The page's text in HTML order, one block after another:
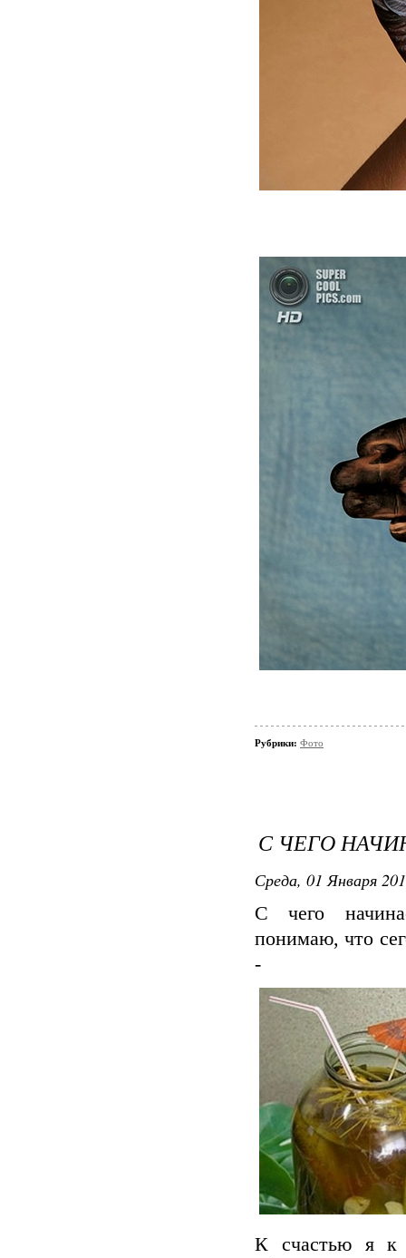
Рубрики: Фото
С ЧЕГО
Среда, 01 Января
С чего
понимаю, что
-
К счастью я к